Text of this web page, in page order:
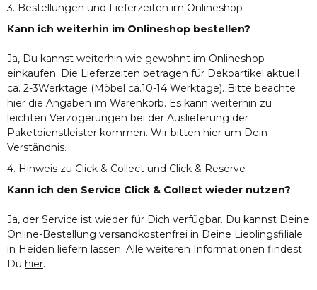
3. Bestellungen und Lieferzeiten im Onlineshop
Kann ich weiterhin im Onlineshop bestellen?
Ja, Du kannst weiterhin wie gewohnt im Onlineshop
einkaufen. Die Lieferzeiten betragen für Dekoartikel aktuell
ca. 2-3Werktage (Möbel ca.10-14 Werktage). Bitte beachte
hier die Angaben im Warenkorb. Es kann weiterhin zu
leichten Verzögerungen bei der Auslieferung der
Paketdienstleister kommen. Wir bitten hier um Dein
Verständnis.
4. Hinweis zu Click & Collect und Click & Reserve
Kann ich den Service Click & Collect wieder nutzen?
Ja, der Service ist wieder für Dich verfügbar. Du kannst Deine
Online-Bestellung versandkostenfrei in Deine Lieblingsfiliale
in Heiden liefern lassen. Alle weiteren Informationen findest
Du hier.